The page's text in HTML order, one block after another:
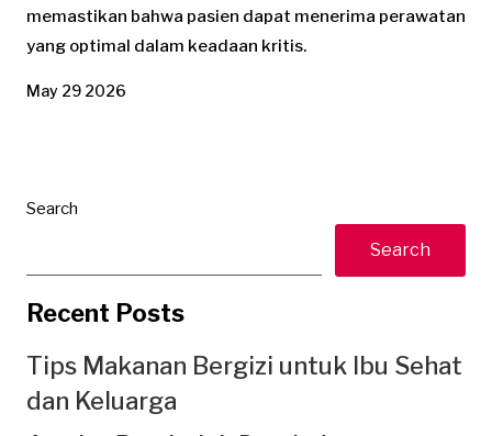
memastikan bahwa pasien dapat menerima perawatan
yang optimal dalam keadaan kritis.
May 29 2026
Search
Search
Recent Posts
Tips Makanan Bergizi untuk Ibu Sehat
dan Keluarga